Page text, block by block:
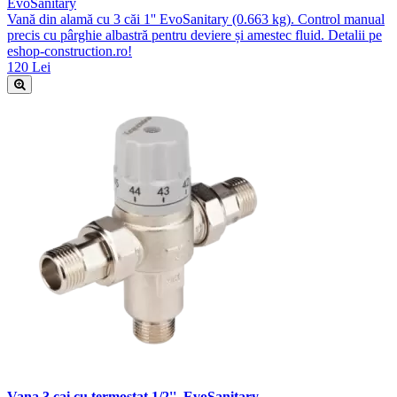
EvoSanitary
Vană din alamă cu 3 căi 1'' EvoSanitary (0.663 kg). Control manual
precis cu pârghie albastră pentru deviere și amestec fluid. Detalii pe
eshop-construction.ro!
120 Lei